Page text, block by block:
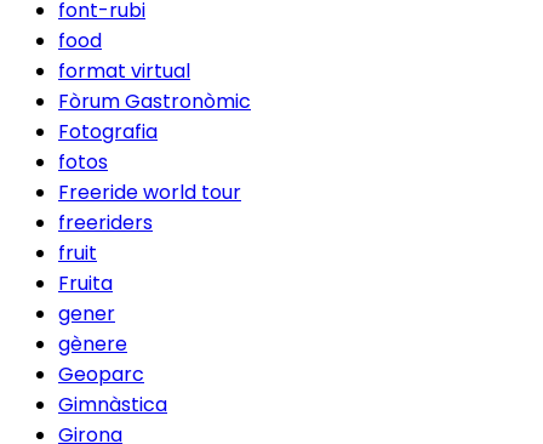
font-rubi
food
format virtual
Fòrum Gastronòmic
Fotografia
fotos
Freeride world tour
freeriders
fruit
Fruita
gener
gènere
Geoparc
Gimnàstica
Girona